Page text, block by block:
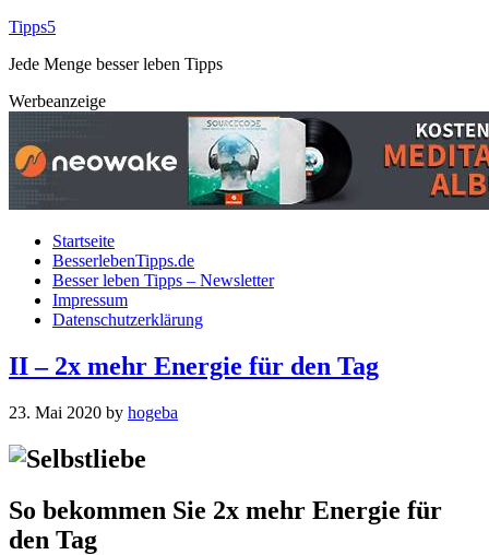
Tipps5
Jede Menge besser leben Tipps
Werbeanzeige
Startseite
BesserlebenTipps.de
Besser leben Tipps – Newsletter
Impressum
Datenschutzerklärung
II – 2x mehr Energie für den Tag
23. Mai 2020 by hogeba
So bekommen Sie 2x mehr Energie für
den Tag